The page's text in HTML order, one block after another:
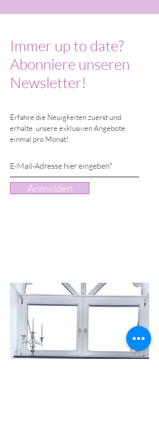
Immer up to date?
Abonniere unseren
Newsletter!
Erfahre die Neuigkeiten zuerst und
erhalte unsere exklusiven Angebote
einmal pro Monat!
Anmelden